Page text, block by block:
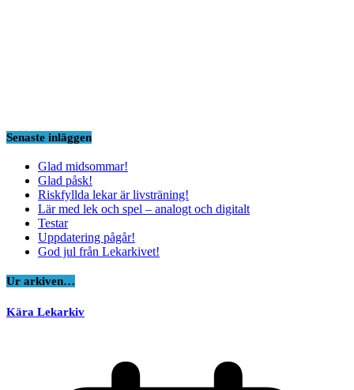
Senaste inläggen
Glad midsommar!
Glad påsk!
Riskfyllda lekar är livsträning!
Lär med lek och spel – analogt och digitalt
Testar
Uppdatering pågår!
God jul från Lekarkivet!
Ur arkiven…
Kära Lekarkiv